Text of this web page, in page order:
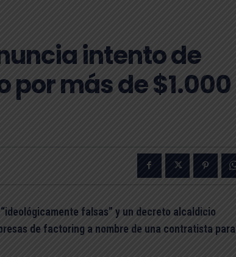
intento de
por más de $1.000
falsas” y un decreto alcaldicio
de factoring a nombre de una contratista para